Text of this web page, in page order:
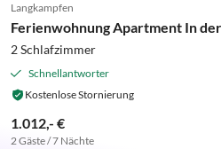
Langkampfen
2 Schlafzimmer
Schnellantworter
Kostenlose Stornierung
1.012,- €
2 Gäste / 7 Nächte